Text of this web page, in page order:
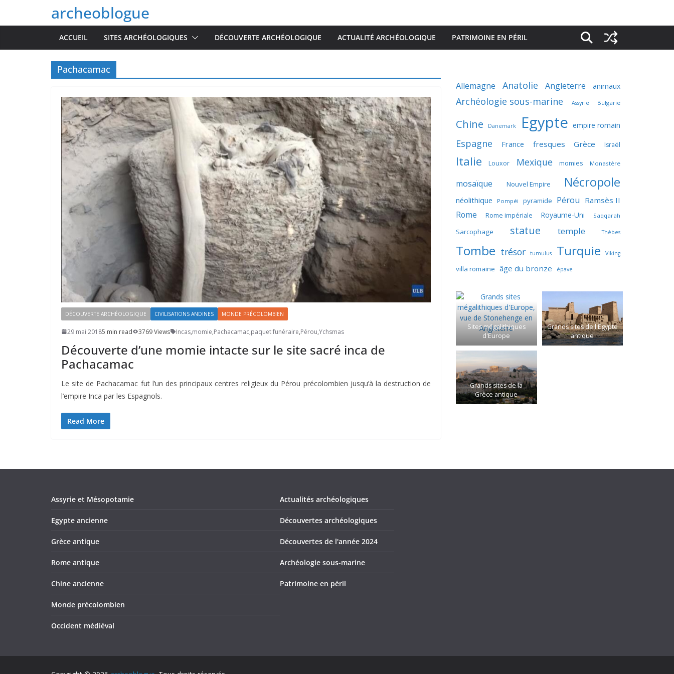
archeoblogue
ACCUEIL SITES ARCHÉOLOGIQUES DÉCOUVERTE ARCHÉOLOGIQUE ACTUALITÉ ARCHÉOLOGIQUE PATRIMOINE EN PÉRIL
Pachacamac
DÉCOUVERTE ARCHÉOLOGIQUE CIVILISATIONS ANDINES MONDE PRÉCOLOMBIEN
29 mai 20185 min read 3769 Views Incas,momie,Pachacamac,paquet funéraire,Pérou,Ychsmas
Découverte d’une momie intacte sur le site sacré inca de
Pachacamac
Le site de Pachacamac fut l’un des principaux centres religieux du Pérou précolombien jusqu’à la destruction de
l’empire Inca par les Espagnols.
Read More
Allemagne Anatolie Angleterre animaux
Archéologie sous-marine Assyrie Bulgarie
Chine Danemark Egypte empire romain
Espagne France fresques Grèce Israël
Italie Louxor Mexique momies Monastère
mosaïque Nouvel Empire Nécropole
néolithique Pompéi pyramide Pérou Ramsès II
Rome Rome impériale Royaume-Uni Saqqarah
Sarcophage statue temple Thèbes
Tombe trésor tumulus Turquie Viking
villa romaine âge du bronze épave
Sites mégalithiques
d'Europe
Grands sites de l'Egypte
antique
Grands sites de la
Grèce antique
Assyrie et Mésopotamie
Egypte ancienne
Grèce antique
Rome antique
Chine ancienne
Monde précolombien
Occident médiéval
Actualités archéologiques
Découvertes archéologiques
Découvertes de l'année 2024
Archéologie sous-marine
Patrimoine en péril